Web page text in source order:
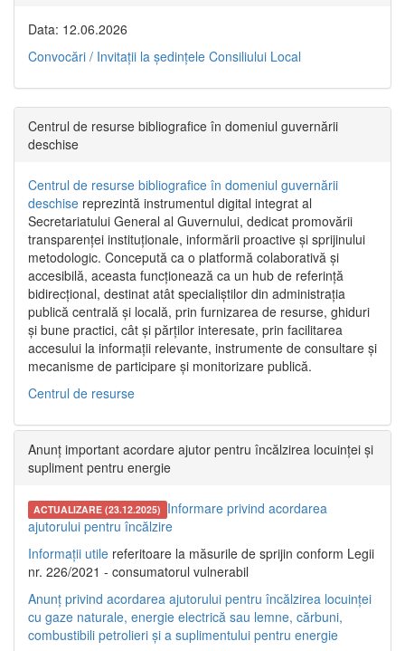
Data: 12.06.2026
Convocări / Invitaţii la şedinţele Consiliului Local
Centrul de resurse bibliografice în domeniul guvernării
deschise
Centrul de resurse bibliografice în domeniul guvernării
deschise reprezintă instrumentul digital integrat al
Secretariatului General al Guvernului, dedicat promovării
transparenței instituționale, informării proactive și sprijinului
metodologic. Concepută ca o platformă colaborativă și
accesibilă, aceasta funcționează ca un hub de referință
bidirecțional, destinat atât specialiștilor din administrația
publică centrală și locală, prin furnizarea de resurse, ghiduri
și bune practici, cât și părților interesate, prin facilitarea
accesului la informații relevante, instrumente de consultare și
mecanisme de participare și monitorizare publică.
Centrul de resurse
Anunț important acordare ajutor pentru încălzirea locuinței și
supliment pentru energie
ACTUALIZARE (23.12.2025) Informare privind acordarea
ajutorului pentru încălzire
Informații utile referitoare la măsurile de sprijin conform Legii
nr. 226/2021 - consumatorul vulnerabil
Anunț privind acordarea ajutorului pentru încălzirea locuinței
cu gaze naturale, energie electrică sau lemne, cărbuni,
combustibili petrolieri și a suplimentului pentru energie